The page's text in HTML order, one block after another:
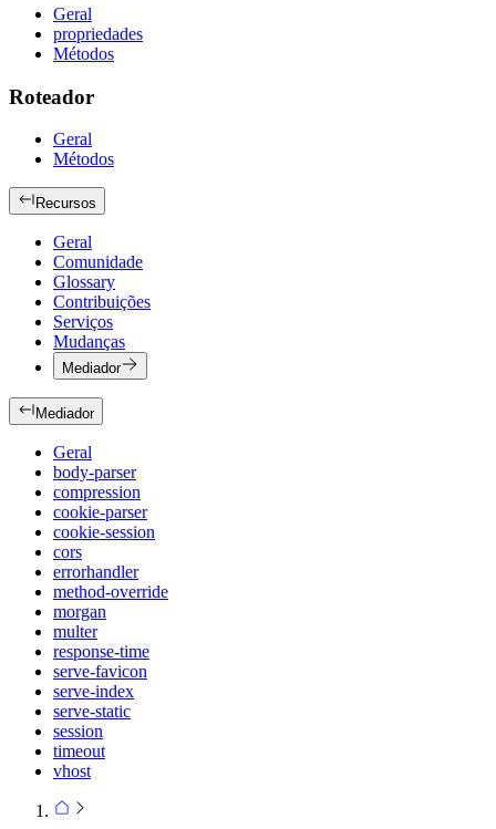
Geral
propriedades
Métodos
Roteador
Geral
Métodos
Recursos
Geral
Comunidade
Glossary
Contribuições
Serviços
Mudanças
Mediador
Mediador
Geral
body-parser
compression
cookie-parser
cookie-session
cors
errorhandler
method-override
morgan
multer
response-time
serve-favicon
serve-index
serve-static
session
timeout
vhost